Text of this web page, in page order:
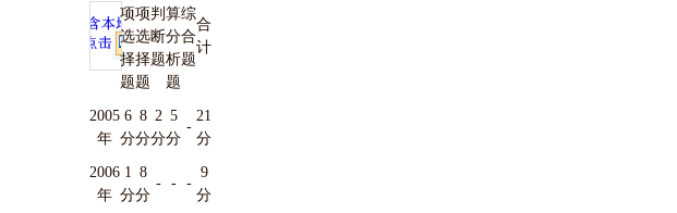
项
选
择
题
项
选
择
题
判
断
题
算
分
析
题
综
合
题
合
计
2005
年
6
分
8
分
2
分
5
分
-
21
分
2006
年
1
分
8
分
- - -
9
分